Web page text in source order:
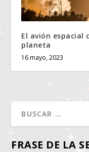
El avión espacial
planeta
16 mayo, 2023
FRASE DE LA